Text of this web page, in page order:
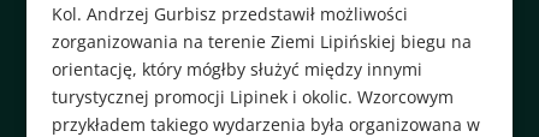
Kol. Andrzej Gurbisz przedstawił możliwości
zorganizowania na terenie Ziemi Lipińskiej biegu na
orientację, który mógłby służyć między innymi
turystycznej promocji Lipinek i okolic. Wzorcowym
przykładem takiego wydarzenia była organizowana w